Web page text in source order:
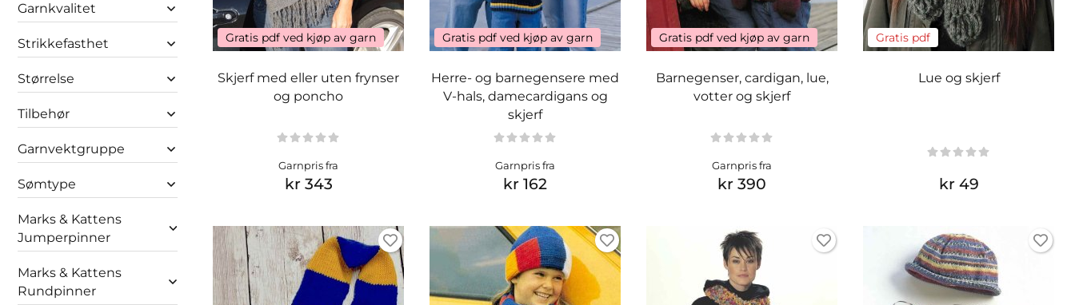
Garnkvalitet
Strikkefasthet
Størrelse
Tilbehør
Garnvektgruppe
Sømtype
Marks & Kattens
Jumperpinner
Marks & Kattens
Rundpinner
Gratis pdf ved kjøp av garn
Skjerf med eller uten frynser
og poncho
Garnpris fra
kr 343
Gratis pdf ved kjøp av garn
Herre- og barnegensere med
V-hals, damecardigans og
skjerf
Garnpris fra
kr 162
Gratis pdf ved kjøp av garn
Barnegenser, cardigan, lue,
votter og skjerf
Garnpris fra
kr 390
Gratis pdf
Lue og skjerf
kr 49